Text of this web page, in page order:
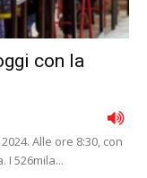
con la
Alle ore 8:30, con
I 526mila...